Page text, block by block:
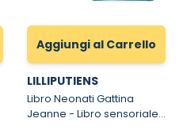
Aggiungi al Carrello
LILLIPUTIENS
Libro Neonati Gattina
Jeanne - Libro sensoriale